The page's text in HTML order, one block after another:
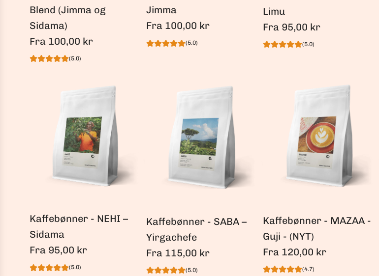
Blend (Jimma og
Sidama)
Fra 100,00 kr
(5.0)
Jimma
Fra 100,00 kr
(5.0)
Limu
Fra 95,00 kr
(5.0)
Kaffebønner - NEHI –
Sidama
Fra 95,00 kr
(5.0)
Kaffebønner - SABA –
Yirgachefe
Fra 115,00 kr
(5.0)
Kaffebønner - MAZAA -
Guji - (NYT)
Fra 120,00 kr
(4.7)